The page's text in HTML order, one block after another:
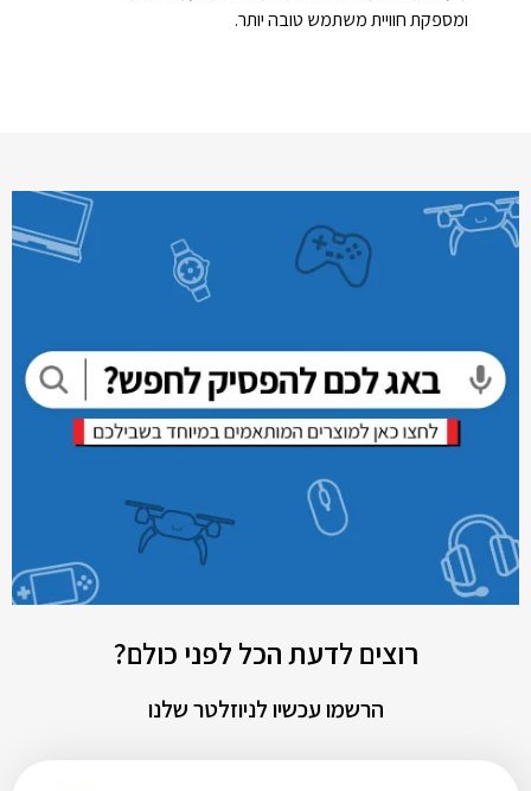
ומספקת חוויית משתמש טובה יותר.
רוצים לדעת הכל לפני כולם?
הרשמו עכשיו לניוזלטר שלנו